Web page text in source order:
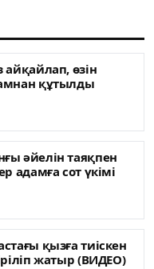
өзін
құтылды
әйелін таяқпен
адамға сот үкімі
қызға тиіскен
жатыр (ВИДЕО)